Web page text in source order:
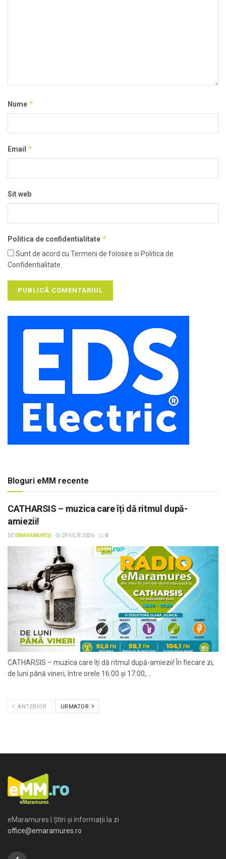
Nume *
Email *
Sit web
Politica de confidentialitate *
Sunt de acord cu Termeni de folosire si Politica de
Confidentialitate.
Bloguri eMM recente
CATHARSIS – muzica care îți dă ritmul după-
amiezii!
DE EMARAMUREȘ 29 IULIE 2026 0
CATHARSIS – muzica care îți dă ritmul după-amiezii! În fiecare zi,
de luni până vineri, între orele 16:00 și 17:00,...
ANTERIOR URMATOR
eMaramures | Știri și informații la zi
office@emaramures.ro